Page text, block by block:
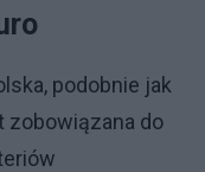
podobnie jak
zobowiązana do